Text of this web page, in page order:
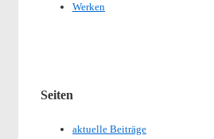
Werken
Seiten
aktuelle Beiträge